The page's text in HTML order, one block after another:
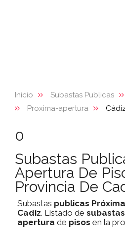
Inicio Subastas Publicas
Proxima-apertura
0
Subastas
Apertura De
Provincia De
Subastas publicas
Cadiz. Listado de subastas
apertura de pisos en la